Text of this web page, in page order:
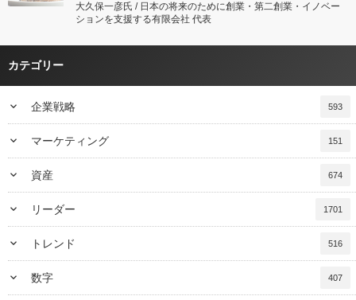
大久保一彦氏 / 日本の将来のために創業・第二創業・イノベー
ションを支援する有限会社 代表
カテゴリー
keyboard_arrow_down 企業戦略 593
keyboard_arrow_down マーケティング 151
keyboard_arrow_down 資産 674
keyboard_arrow_down リーダー 1701
keyboard_arrow_down トレンド 516
keyboard_arrow_down 数字 407